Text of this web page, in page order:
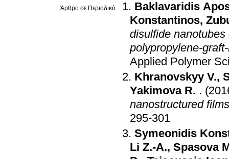
Άρθρο σε Περιοδικό
Baklavaridis
Konstantinos,
disulfide
polypropylene-
Applied Polymer
Khranovskyy V.,
Yakimova R. .
nanostructured
295-301
Symeonidis
Li Z.-A., Spasova